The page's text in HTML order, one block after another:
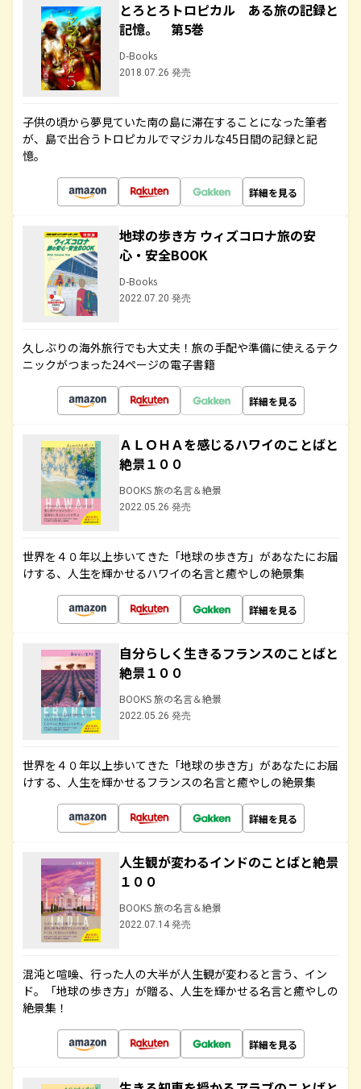
とろとろトロピカル ある旅の記録と
記憶。 第5巻
D-Books
2018.07.26 発売
子供の頃から夢見ていた南の島に滞在することになった筆者
が、島で出合うトロピカルでマジカルな45日間の記録と記
憶。
詳細を見る
地球の歩き方 ウィズコロナ旅の安
心・安全BOOK
D-Books
2022.07.20 発売
久しぶりの海外旅行でも大丈夫！旅の手配や準備に使えるテク
ニックがつまった24ページの電子書籍
詳細を見る
ＡＬＯＨＡを感じるハワイのことばと
絶景１００
BOOKS 旅の名言＆絶景
2022.05.26 発売
世界を４０年以上歩いてきた「地球の歩き方」があなたにお届
けする、人生を輝かせるハワイの名言と癒やしの絶景集
詳細を見る
自分らしく生きるフランスのことばと
絶景１００
BOOKS 旅の名言＆絶景
2022.05.26 発売
世界を４０年以上歩いてきた「地球の歩き方」があなたにお届
けする、人生を輝かせるフランスの名言と癒やしの絶景集
詳細を見る
人生観が変わるインドのことばと絶景
１００
BOOKS 旅の名言＆絶景
2022.07.14 発売
混沌と喧噪、行った人の大半が人生観が変わると言う、イン
ド。「地球の歩き方」が贈る、人生を輝かせる名言と癒やしの
絶景集！
詳細を見る